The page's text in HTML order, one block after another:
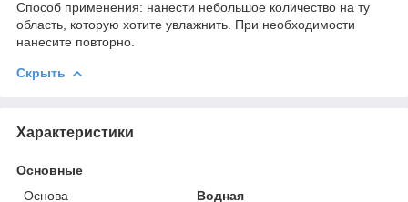
Способ применения: нанести небольшое количество на ту
область, которую хотите увлажнить. При необходимости
нанесите повторно.
Скрыть
Характеристики
Основные
Основа
Водная